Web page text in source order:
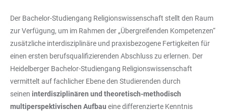
Der Bachelor-Studiengang Religionswissenschaft stellt den Raum
zur Verfügung, um im Rahmen der „Übergreifenden Kompetenzen“
zusätzliche interdisziplinäre und praxisbezogene Fertigkeiten für
einen ersten berufsqualifizierenden Abschluss zu erlernen. Der
Heidelberger Bachelor-Studiengang Religionswissenschaft
vermittelt auf fachlicher Ebene den Studierenden durch
seinen interdisziplinären und theoretisch-methodisch
multiperspektivischen Aufbau eine differenzierte Kenntnis